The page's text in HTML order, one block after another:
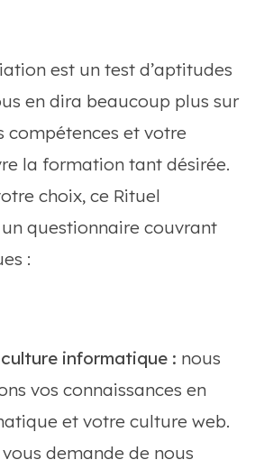
est un test d’aptitudes
en dira beaucoup plus sur
compétences et votre
la formation tant désirée.
choix, ce Rituel
questionnaire couvrant
:
informatique : nous
vos connaissances en
et votre culture web.
vous demande de nous